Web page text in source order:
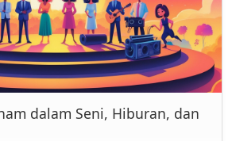
dalam Seni, Hiburan, dan